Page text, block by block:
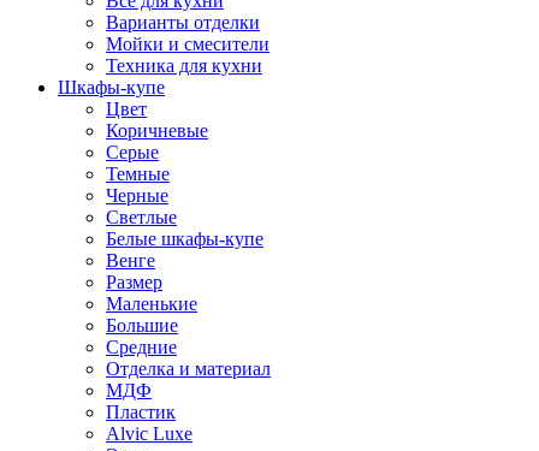
Варианты отделки
Мойки и смесители
Техника для кухни
Шкафы-купе
Цвет
Коричневые
Серые
Темные
Черные
Светлые
Белые шкафы-купе
Венге
Размер
Маленькие
Большие
Средние
Отделка и материал
МДФ
Пластик
Alvic Luxe